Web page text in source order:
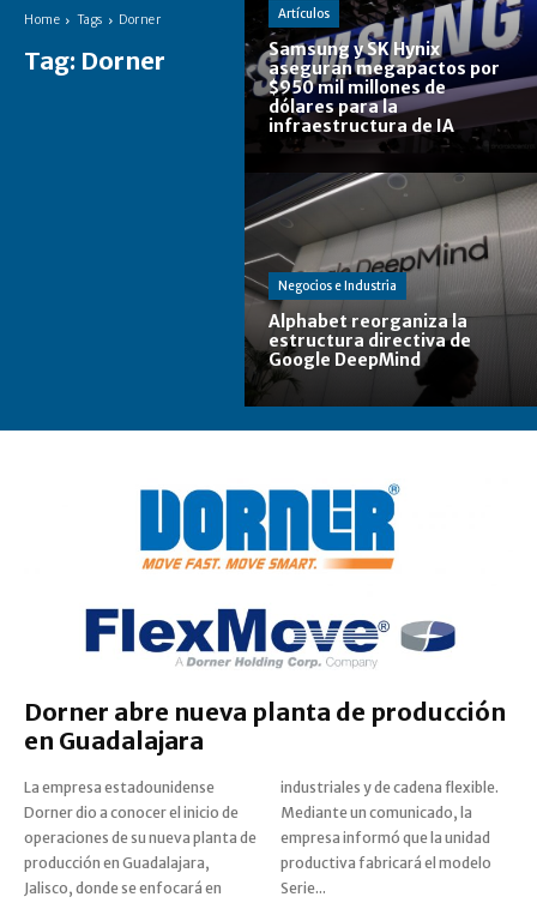
Home Tags Dorner
Tag: Dorner
Artículos
Samsung y SK Hynix
aseguran megapactos por
$950 mil millones de
dólares para la
infraestructura de IA
Negocios e Industria
Alphabet reorganiza la
estructura directiva de
Google DeepMind
Dorner abre nueva planta de producción
en Guadalajara
La empresa estadounidense
Dorner dio a conocer el inicio de
operaciones de su nueva planta de
producción en Guadalajara,
Jalisco, donde se enfocará en
industriales y de cadena flexible.
Mediante un comunicado, la
empresa informó que la unidad
productiva fabricará el modelo
Serie...